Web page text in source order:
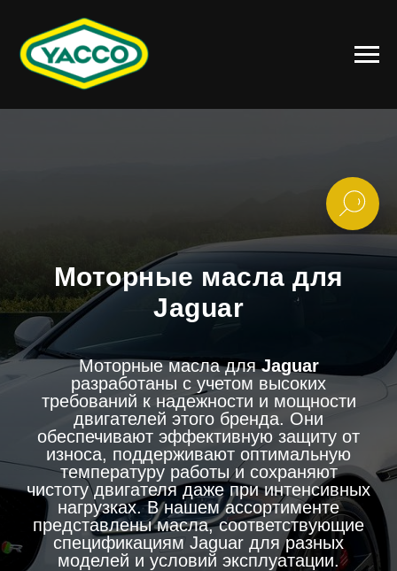
Моторные масла для
Jaguar
Моторные масла дляJaguar
разработаны с учетом высоких
требований к надежности и мощности
двигателей этого бренда. Они
обеспечивают эффективную защиту от
износа, поддерживают оптимальную
температуру работы и сохраняют
чистоту двигателя даже при интенсивных
нагрузках. В нашем ассортименте
представлены масла, соответствующие
спецификациям Jaguar для разных
моделей и условий эксплуатации.